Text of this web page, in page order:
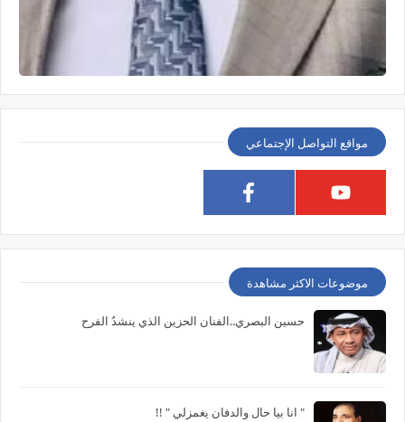
مواقع التواصل الإجتماعي
موضوعات الاكثر مشاهدة
حسين البصري..الفنان الحزين الذي ينشدُ الفرح
" انا بيا حال والدفان يغمزلي " !!